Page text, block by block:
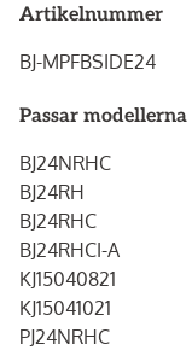
Artikelnummer
BJ-MPFBSIDE24
Passar modellerna
BJ24NRHC
BJ24RH
BJ24RHC
BJ24RHCI-A
KJ15040821
KJ15041021
PJ24NRHC